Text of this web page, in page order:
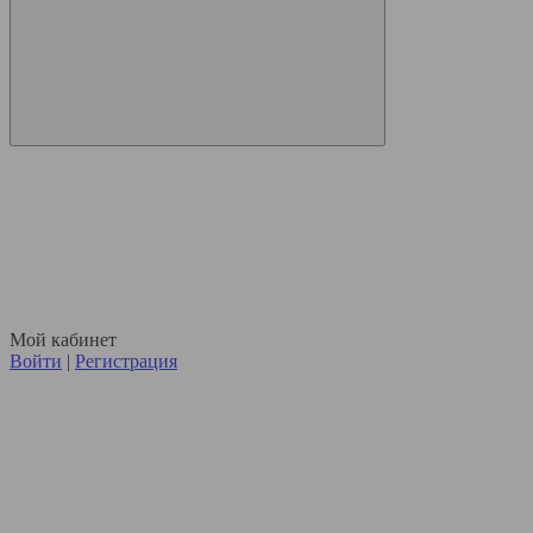
Мой кабинет
Войти | Регистрация